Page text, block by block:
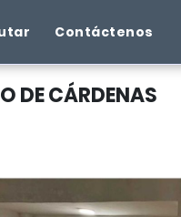
Contáctenos
DE CÁRDENAS